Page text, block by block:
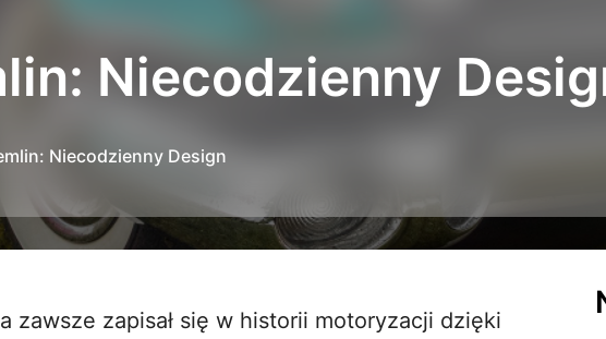
Niecodzienny
Niecodzienny Design